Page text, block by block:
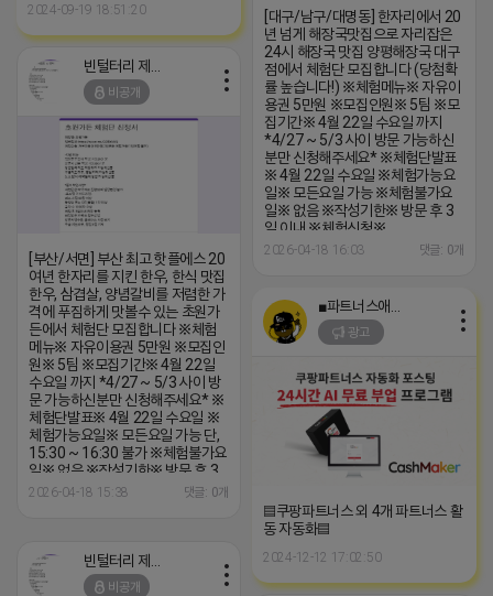
2024-09-19 18:51:20
[대구/남구/대명동] 한자리에서 20
년 넘게 해장국맛집으로 자리잡은
24시 해장국 맛집 양평해장국 대구
점에서 체험단 모집합니다 (당첨확
률 높습니다!) ※체험메뉴※ 자유이
용권 5만원 ※모집인원※ 5팀 ※모
집기간※ 4월 22일 수요일 까지
*4/27 ~ 5/3 사이 방문 가능하신
분만 신청해주세요* ※체험단발표
※ 4월 22일 수요일 ※체험가능요
일※ 모든요일 가능 ※체험불가요
일※ 없음 ※작성기한※ 방문 후 3
일 이내 ※체험신청※
https://forms.gle/
과비용은 본인부담입니다.
2026-04-18 16:03 댓글: 0개
비공개
[부산/서면] 부산 최고 핫플에스 20
여년 한자리를 지킨 한우, 한식 맛집
한우, 삼겹살, 양념갈비를 저렴한 가
격에 푸짐하게 맛볼수 있는 초원가
든에서 체험단 모집합니다 ※체험
메뉴※ 자유이용권 5만원 ※모집인
원※ 5팀 ※모집기간※ 4월 22일
수요일 까지 *4/27 ~ 5/3 사이 방
문 가능하신분만 신청해주세요* ※
체험단발표※ 4월 22일 수요일 ※
체험가능요일※ 모든요일 가능 단,
15:30 ~ 16:30 불가 ※체험불가요
일※ 없음 ※작성기한※ 방문 후 3
일 이내 ※체험신청※
https://forms.gle/Z4vK7vfYrFPkVDa99
과비용은 본인부담입니다.
2026-04-18 15:38 댓글: 0개
광고
▤쿠팡파트너스 외 4개 파트너스 활
동 자동화▤
2024-12-12 17:02:50
비공개